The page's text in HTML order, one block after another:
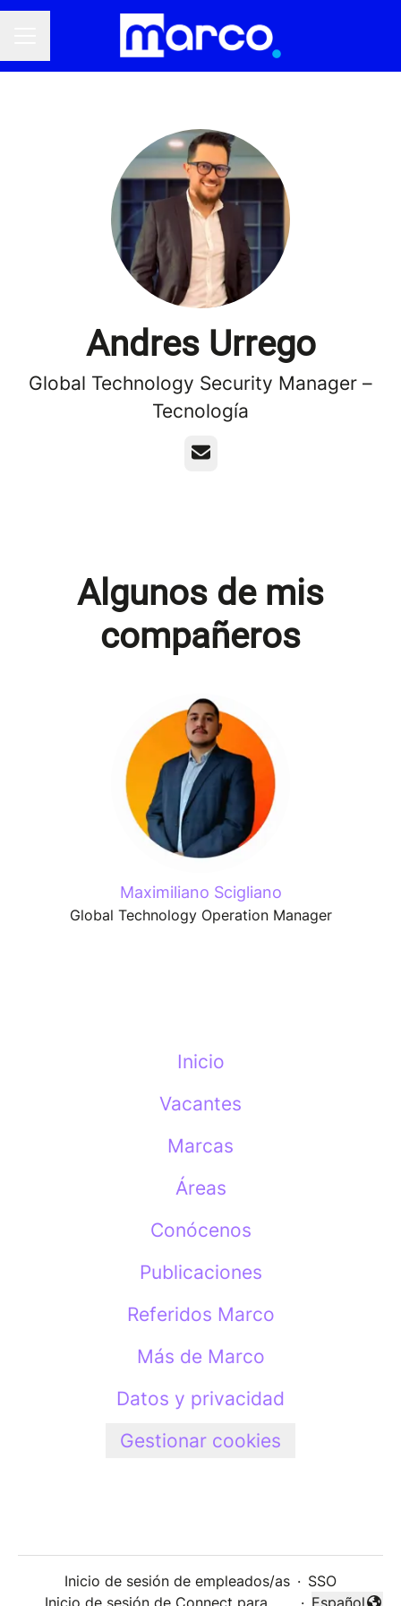
Andres Urrego
Global Technology Security Manager –
Tecnología
Correo electrónico
Algunos de mis
compañeros
Maximiliano Scigliano
Global Technology Operation Manager
Inicio
Vacantes
Marcas
Áreas
Conócenos
Publicaciones
Referidos Marco
Más de Marco
Datos y privacidad
Gestionar cookies
Inicio de sesión de empleados/as · SSO
Inicio de sesión de Connect para
· Español